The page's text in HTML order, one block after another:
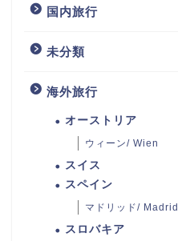
国内旅行
未分類
海外旅行
オーストリア
ウィーン/ Wien
スイス
スペイン
マドリッド/ Madrid
スロバキア